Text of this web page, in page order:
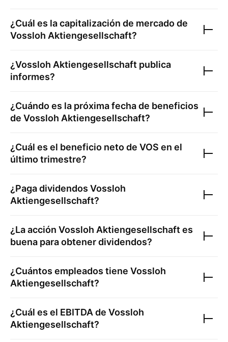
¿Cuál es la capitalización de mercado de
Vossloh Aktiengesellschaft?
¿Vossloh Aktiengesellschaft publica
informes?
¿Cuándo es la próxima fecha de beneficios
de Vossloh Aktiengesellschaft?
¿Cuál es el beneficio neto de VOS en el
último trimestre?
¿Paga dividendos Vossloh
Aktiengesellschaft?
¿La acción Vossloh Aktiengesellschaft es
buena para obtener dividendos?
¿Cuántos empleados tiene Vossloh
Aktiengesellschaft?
¿Cuál es el EBITDA de Vossloh
Aktiengesellschaft?